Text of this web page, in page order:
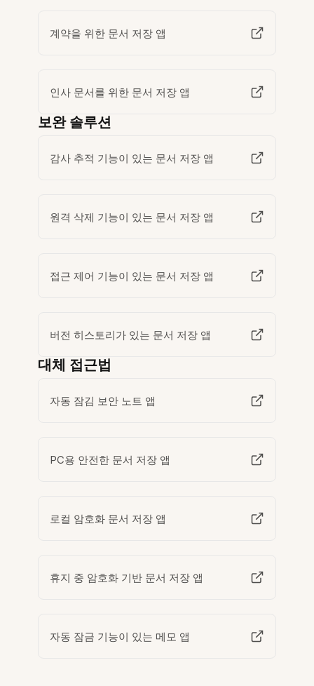
계약을 위한 문서 저장 앱
인사 문서를 위한 문서 저장 앱
보완 솔루션
감사 추적 기능이 있는 문서 저장 앱
원격 삭제 기능이 있는 문서 저장 앱
접근 제어 기능이 있는 문서 저장 앱
버전 히스토리가 있는 문서 저장 앱
대체 접근법
자동 잠김 보안 노트 앱
PC용 안전한 문서 저장 앱
로컬 암호화 문서 저장 앱
휴지 중 암호화 기반 문서 저장 앱
자동 잠금 기능이 있는 메모 앱